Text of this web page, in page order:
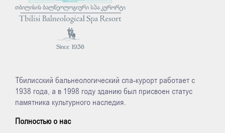
Тбилисский бальнеологический спа-курорт работает с
1938 года, а в 1998 году зданию был присвоен статус
памятника культурного наследия.
Полностью о нас